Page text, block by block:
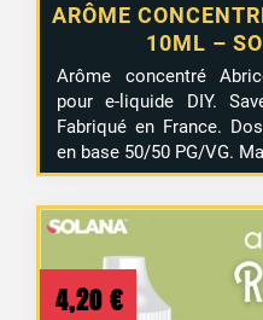
ARÔME
10ML –
Arôme concentré
pour e-liquide DIY.
Fabriqué en France.
en base 50/50 PG/VG.
4,20 €